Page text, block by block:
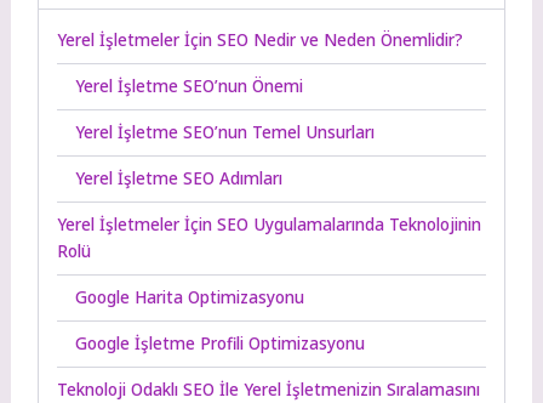
Yerel İşletmeler İçin SEO Nedir ve Neden Önemlidir?
Yerel İşletme SEO’nun Önemi
Yerel İşletme SEO’nun Temel Unsurları
Yerel İşletme SEO Adımları
Yerel İşletmeler İçin SEO Uygulamalarında Teknolojinin
Rolü
Google Harita Optimizasyonu
Google İşletme Profili Optimizasyonu
Teknoloji Odaklı SEO İle Yerel İşletmenizin Sıralamasını